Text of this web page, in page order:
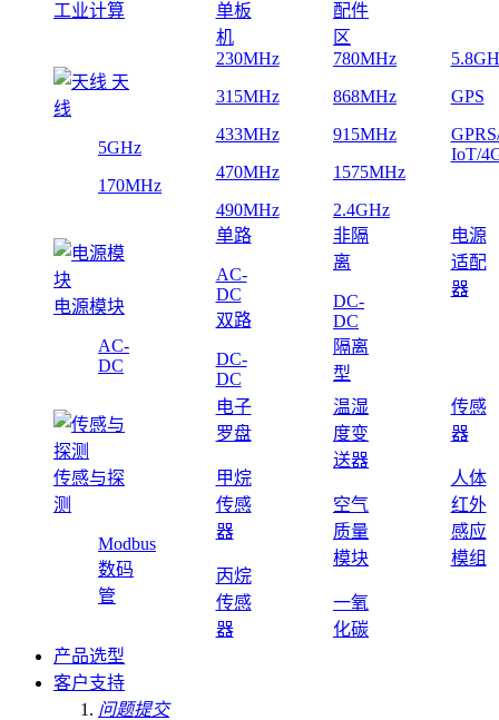
工业计算
单板
机
配件
区
天
线
5GHz
170MHz
230MHz
315MHz
433MHz
470MHz
490MHz
780MHz
868MHz
915MHz
1575MHz
2.4GHz
GPS
IoT/
电源模块
AC-
DC
单路
AC-
DC
双路
DC-
DC
非隔
离
DC-
DC
隔离
型
电源
适配
器
传感与探
测
Modbus
数码
管
电子
罗盘
甲烷
传感
器
丙烷
传感
器
温湿
度变
送器
空气
质量
模块
一氧
化碳
传感
器
人体
红外
感应
模组
产品选型
客户支持
问题提交